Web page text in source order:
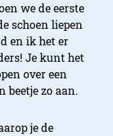
we de eerste
schoen liepen
en ik het er
Je kunt het
over een
beetje zo aan.
je de